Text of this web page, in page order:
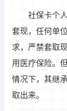
社保卡个
套现，任何单
求，严禁套取
用医疗保险。
情况下，其继
取出来。